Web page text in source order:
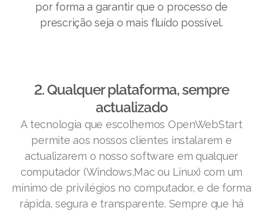
por forma a garantir que o processo de
prescrição seja o mais fluído possível.
2. Qualquer plataforma, sempre
actualizado
A tecnologia que escolhemos OpenWebStart
permite aos nossos clientes instalarem e
actualizarem o nosso software em qualquer
computador (Windows,Mac ou Linux) com um
mínimo de privilégios no computador, e de forma
rápida, segura e transparente. Sempre que há